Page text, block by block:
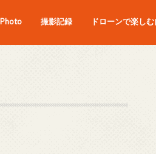
Photo 撮影記録 ドローンで楽し